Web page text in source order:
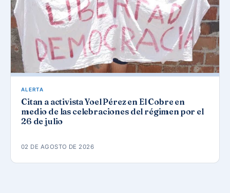
ALERTA
Citan a activista Yoel Pérez en El Cobre en
medio de las celebraciones del régimen por el
26 de julio
02 DE AGOSTO DE 2026